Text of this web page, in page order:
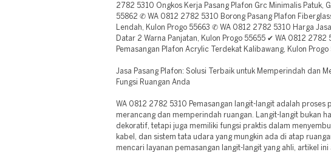
2782 5310 Ongkos Kerja Pasang Plafon Grc Minimalis Patuk,
55862 ✆ WA 0812 2782 5310 Borong Pasang Plafon
Lendah, Kulon Progo 55663 ✆ WA 0812 2782 5310 Harga
Datar 2 Warna Panjatan, Kulon Progo 55655 ✔ WA 0812 2782
Pemasangan Plafon Acrylic Terdekat Kalibawang, Kulon Progo
Jasa Pasang Plafon: Solusi Terbaik untuk Memperindah dan
Fungsi Ruangan Anda
WA 0812 2782 5310 Pemasangan langit-langit adalah proses
merancang dan memperindah ruangan. Langit-langit bukan
dekoratif, tetapi juga memiliki fungsi praktis dalam
kabel, dan sistem tata udara yang mungkin ada di atap
mencari layanan pemasangan langit-langit yang ahli, artikel ini